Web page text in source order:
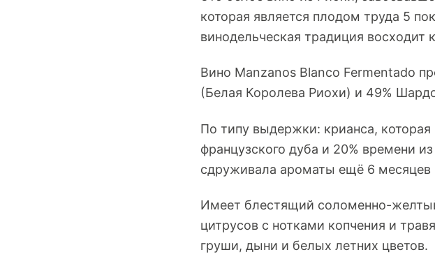
которая является плодом труда 5
винодельческая традиция восходит
Вино Manzanos Blanco Fermentado
(Белая Королева Риохи) и 49%
По типу выдержки: крианса,
французского дуба и 20% времени
сдруживала ароматы ещё 6 месяцев
Имеет блестящий соломенно-
цитрусов с нотками копчения и
груши, дыни и белых летних цветов.